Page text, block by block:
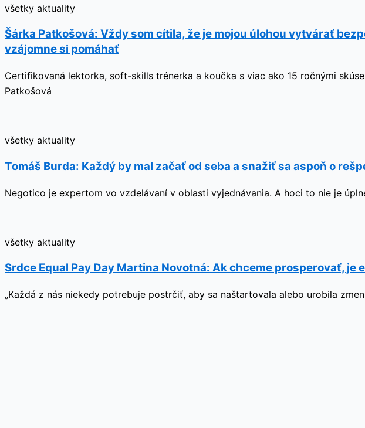
všetky aktuality
Šárka Patkošová: Vždy som cítila, že je mojou úlohou vytvárať
vzájomne si pomáhať
Certifikovaná lektorka, soft-skills trénerka a koučka s viac ako 15 ročnými
Patkošová
všetky aktuality
Tomáš Burda: Každý by mal začať od seba a snažiť sa aspoň o
Negotico je expertom vo vzdelávaní v oblasti vyjednávania. A hoci to nie je
všetky aktuality
Srdce Equal Pay Day Martina Novotná: Ak chceme prosperovať,
„Každá z nás niekedy potrebuje postrčiť, aby sa naštartovala alebo urobila